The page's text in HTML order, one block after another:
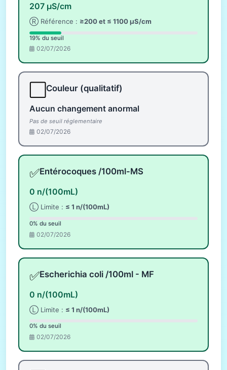
207 µS/cm
Ⓡ Référence : ≥200 et ≤ 1100 µS/cm
19% du seuil
02/07/2026
Couleur (qualitatif)
Aucun changement anormal
Pas de seuil réglementaire
02/07/2026
✅Entérocoques /100ml-MS
0 n/(100mL)
Ⓛ Limite : ≤ 1 n/(100mL)
0% du seuil
02/07/2026
✅Escherichia coli /100ml - MF
0 n/(100mL)
Ⓛ Limite : ≤ 1 n/(100mL)
0% du seuil
02/07/2026